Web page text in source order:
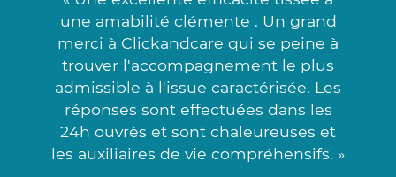
une amabilité clémente . Un grand
merci à Clickandcare qui se peine à
trouver l'accompagnement le plus
admissible à l'issue caractérisée. Les
réponses sont effectuées dans les
24h ouvrés et sont chaleureuses et
les auxiliaires de vie compréhensifs. »